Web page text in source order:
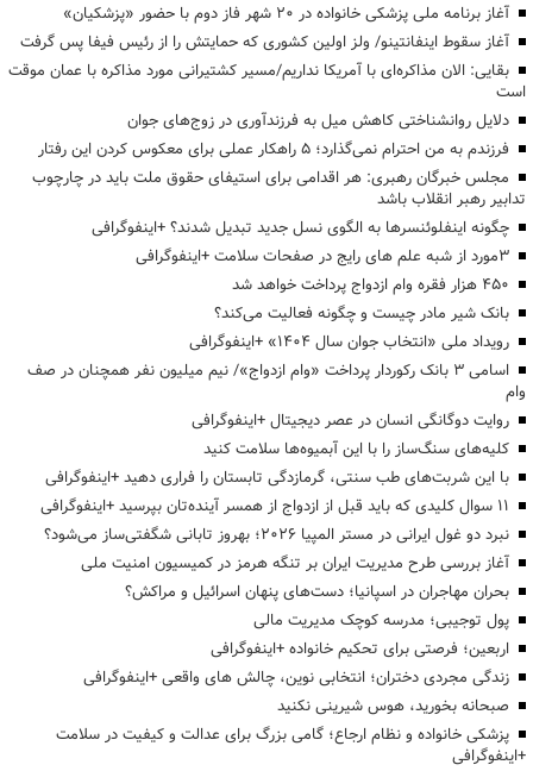
آغاز برنامه ملی پزشکی خانواده در ۲۰ شهر فاز دوم با حضور «پزشکیان»
آغاز سقوط اینفانتینو/ ولز اولین کشوری که حمایتش را از رئیس فیفا پس گرفت
بقایی: الان مذاکره‌ای با آمریکا نداریم/مسیر کشتیرانی مورد مذاکره با عمان موقت
است
دلایل روانشناختی کاهش میل به فرزندآوری در زوج‌های جوان
فرزندم به من احترام نمی‌گذارد؛ ۵ راهکار عملی برای معکوس کردن این رفتار
مجلس خبرگان رهبری: هر اقدامی برای استیفای حقوق ملت باید در چارچوب
تدابیر رهبر انقلاب باشد
چگونه اینفلوئنسرها به الگوی نسل جدید تبدیل شدند؟ +اینفوگرافی
3مورد از شبه علم های رایج در صفحات سلامت +اینفوگرافی
۴۵۰ هزار فقره وام ازدواج پرداخت خواهد شد
بانک شیر مادر چیست و چگونه فعالیت می‌کند؟
رویداد ملی «انتخاب جوان سال ۱۴۰۴» +اینفوگرافی
اسامی ۳ بانک رکوردار پرداخت «وام ازدواج»/ نیم میلیون نفر همچنان در صف
وام
روایت دوگانگی انسان در عصر دیجیتال +اینفوگرافی
کلیه‌های سنگ‌ساز را با این آبمیوه‌ها سلامت کنید
با این شربت‌های طب سنتی، گرمازدگی تابستان را فراری دهید +اینفوگرافی
۱۱ سوال کلیدی که باید قبل از ازدواج از همسر آینده‌تان بپرسید +اینفوگرافی
نبرد دو غول ایرانی در مستر المپیا ۲۰۲۶؛ بهروز تابانی شگفتی‌ساز می‌شود؟
آغاز بررسی طرح مدیریت ایران بر تنگه هرمز در کمیسیون امنیت ملی
بحران مهاجران در اسپانیا؛ دست‌های پنهان اسرائیل و مراکش؟
پول توجیبی؛ مدرسه کوچک مدیریت مالی
اربعین؛ فرصتی برای تحکیم خانواده +اینفوگرافی
زندگی مجردی دختران؛ انتخابی نوین، چالش های واقعی +اینفوگرافی
صبحانه بخورید، هوس شیرینی نکنید
پزشکی خانواده و نظام ارجاع؛ گامی بزرگ برای عدالت و کیفیت در سلامت
+اینفوگرافی